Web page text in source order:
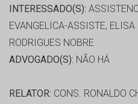
INTERESSADO(S):
EVANGELICA-ASSISTE,
RODRIGUES NOBRE
ADVOGADO(S): NÃO HÁ
RELATOR: CONS. RONALDO